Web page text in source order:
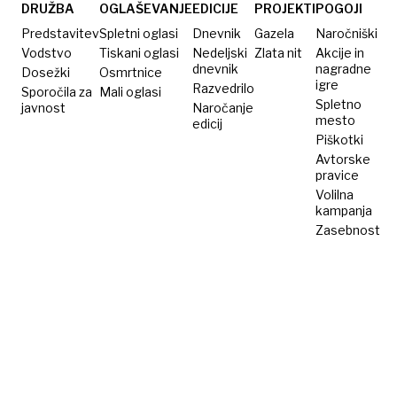
zakaj je
v resnici
tam?
DRUŽBA
Predstavitev
Vodstvo
Dosežki
Sporočila za
javnost
OGLAŠEVANJE
Spletni oglasi
Tiskani oglasi
Osmrtnice
Mali oglasi
EDICIJE
Dnevnik
Nedeljski
dnevnik
Razvedrilo
Naročanje
edicij
PROJEKTI
Gazela
Zlata nit
POGOJI
Naročniški
Akcije in
nagradne
igre
Spletno
mesto
Piškotki
Avtorske
pravice
Volilna
kampanja
Zasebnost